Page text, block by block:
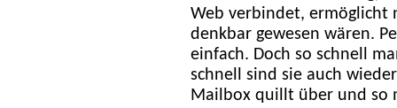
Web verbindet, ermöglicht
denkbar gewesen wären.
einfach. Doch so schnell
schnell sind sie auch
Mailbox quillt über und so